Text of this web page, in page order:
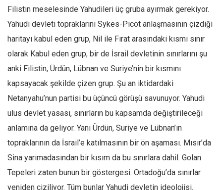
Filistin meselesinde Yahudileri üç gruba ayırmak gerekiyor.
Yahudi devleti topraklarını Sykes-Picot anlaşmasının çizdiği
haritayı kabul eden grup, Nil ile Fırat arasındaki kısmı sınır
olarak Kabul eden grup, bir de İsrail devletinin sınırlarını şu
anki Filistin, Ürdün, Lübnan ve Suriye’nin bir kısmını
kapsayacak şekilde çizen grup. Şu an iktidardaki
Netanyahu’nun partisi bu üçüncü görüşü savunuyor. Yahudi
ulus devlet yasası, sınırların bu kapsamda değiştirileceği
anlamına da geliyor. Yani Ürdün, Suriye ve Lübnan’ın
topraklarının da İsrail’e katılmasının bir ön aşaması. Mısır’da
Sina yarımadasından bir kısım da bu sınırlara dahil. Golan
Tepeleri zaten bunun bir göstergesi. Ortadoğu’da sınırlar
yeniden çiziliyor. Tüm bunlar Yahudi devletin ideolojisi.